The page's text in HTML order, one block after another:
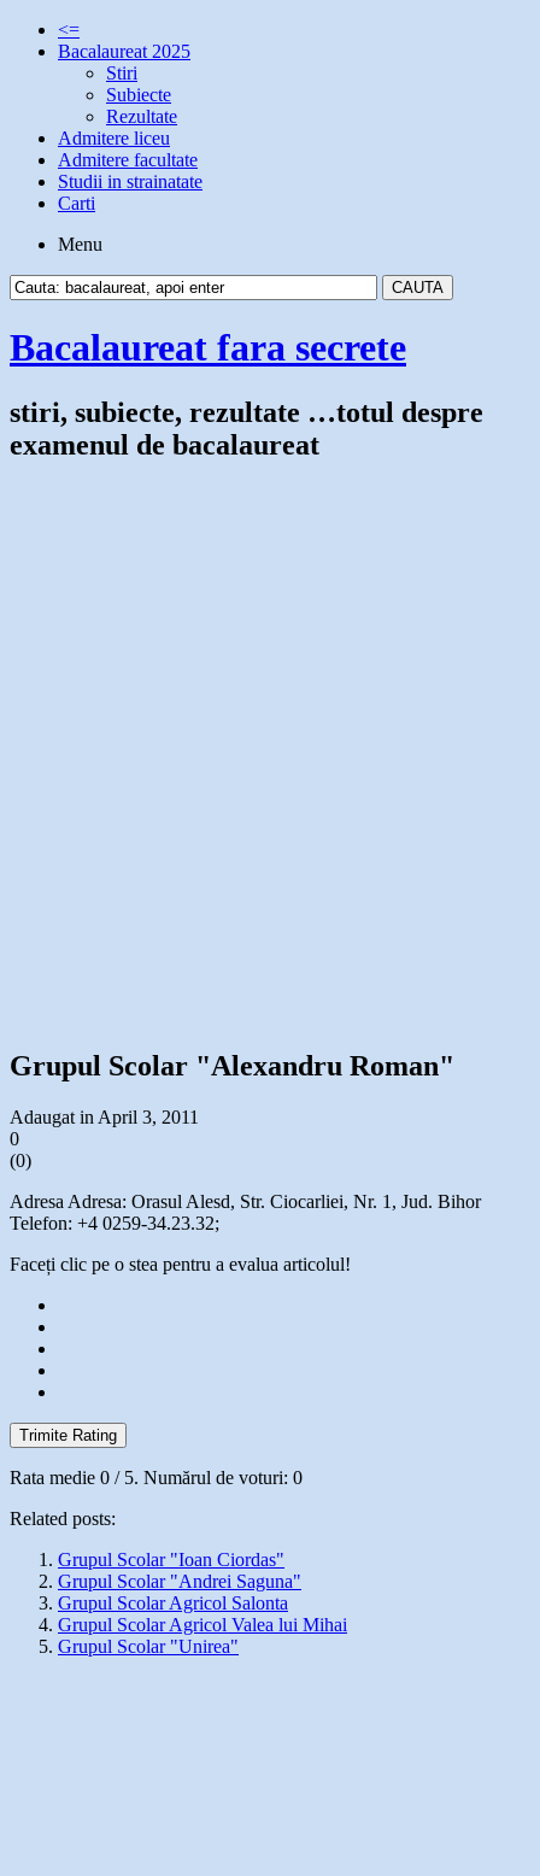
<=
Bacalaureat 2025
Stiri
Subiecte
Rezultate
Admitere liceu
Admitere facultate
Studii in strainatate
Carti
Menu
Bacalaureat fara secrete
stiri, subiecte, rezultate …totul despre
examenul de bacalaureat
Grupul Scolar "Alexandru Roman"
Adaugat in April 3, 2011
0
(0)
Adresa Adresa: Orasul Alesd, Str. Ciocarliei, Nr. 1, Jud. Bihor
Telefon: +4 0259-34.23.32;
Faceți clic pe o stea pentru a evalua articolul!
Trimite Rating
Rata medie 0 / 5. Numărul de voturi: 0
Related posts:
Grupul Scolar "Ioan Ciordas"
Grupul Scolar "Andrei Saguna"
Grupul Scolar Agricol Salonta
Grupul Scolar Agricol Valea lui Mihai
Grupul Scolar "Unirea"